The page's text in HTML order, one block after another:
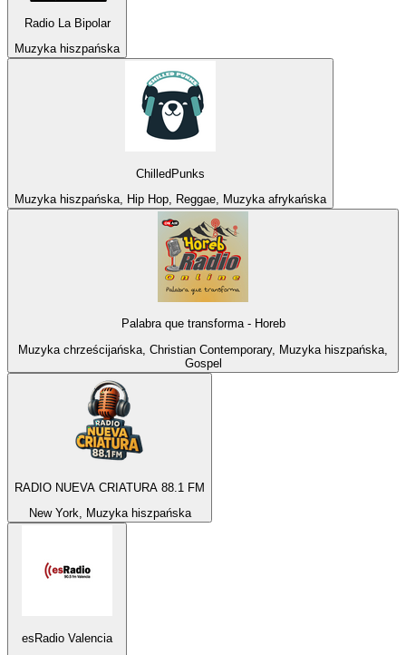
Radio La Bipolar
Muzyka hiszpańska
ChilledPunks
Muzyka hiszpańska, Hip Hop, Reggae, Muzyka afrykańska
Palabra que transforma - Horeb
Muzyka chrześcijańska, Christian Contemporary, Muzyka hiszpańska,
Gospel
RADIO NUEVA CRIATURA 88.1 FM
New York, Muzyka hiszpańska
esRadio Valencia